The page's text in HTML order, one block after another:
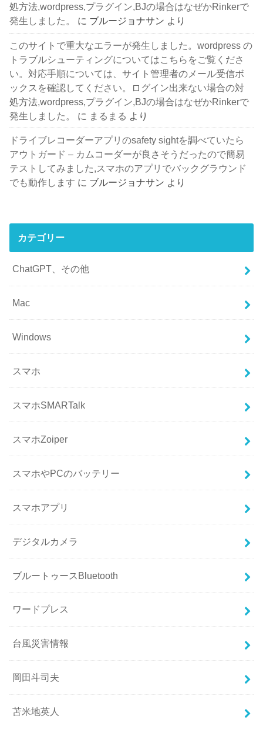
処方法,wordpress,プラグイン,BJの場合はなぜかRinkerで
発生しました。
に ブルージョナサン より
このサイトで重大なエラーが発生しました。wordpress の
トラブルシューティングについてはこちらをご覧くださ
い。対応手順については、サイト管理者のメール受信ボ
ックスを確認してください。ログイン出来ない場合の対
処方法,wordpress,プラグイン,BJの場合はなぜかRinkerで
発生しました。
に まるまる より
ドライブレコーダーアプリのsafety sightを調べていたら
アウトガード – カムコーダーが良さそうだったので簡易
テストしてみました,スマホのアプリでバックグラウンド
でも動作します に ブルージョナサン より
カテゴリー
ChatGPT、その他
Mac
Windows
スマホ
スマホSMARTalk
スマホZoiper
スマホやPCのバッテリー
スマホアプリ
デジタルカメラ
ブルートゥースBluetooth
ワードプレス
台風災害情報
岡田斗司夫
苫米地英人